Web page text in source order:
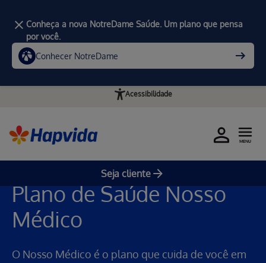
Acessibilidade
Seja cliente
MENU
Conheça a nova NotreDame Saúde. Um plano que pensa
por você.
Conhecer NotreDame
Home Planos de Saúde Individuais Hapvida SP/RJ
Nosso Médico PF
Plano de Saúde Nosso
Médico
O Nosso Médico é o plano que cuida de você em